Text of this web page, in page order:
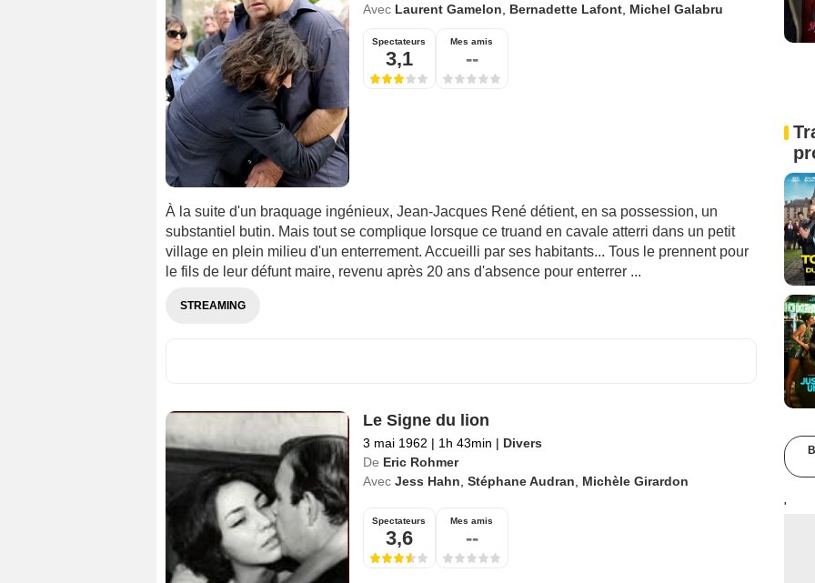
Avec Laurent Gamelon Bernadette Lafont, Michel Galabru
Spectateurs
3,1
Mes amis
--
À la suite d'un braquage ingénieux, Jean-Jacques René détient, en sa possession, un
substantiel butin. Mais tout se complique lorsque ce truand en cavale atterri dans un petit
village en plein milieu d'un enterrement. Accueilli par ses habitants... Tous le prennent pour
le fils de leur défunt maire, revenu après 20 ans d'absence pour enterrer ...
STREAMING
Le Signe du lion
3 mai 1962 | 1h 43min | Divers
De Eric Rohmer
Avec Jess Hahn Stéphane Audran Michèle Girardon
Spectateurs
3,6
Mes amis
--
'